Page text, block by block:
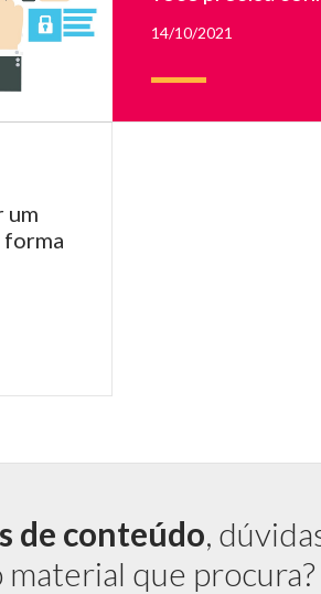
14/10/2021
um
forma
de conteúdo,
que procura?